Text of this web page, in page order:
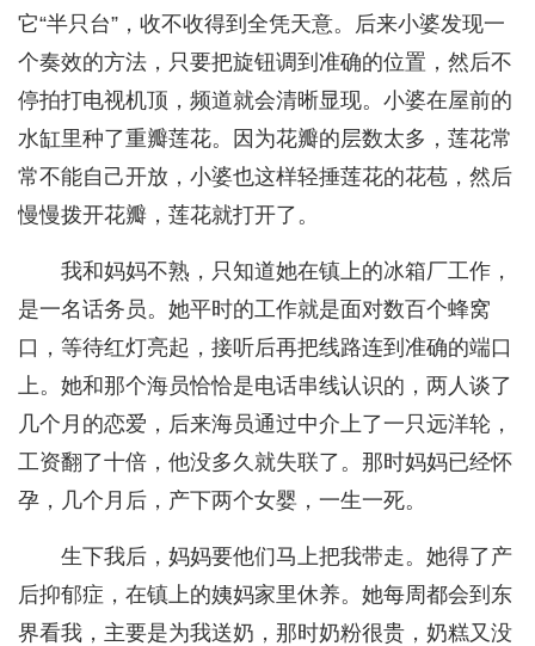
它“半只台”，收不收得到全凭天意。后来小婆发现一
个奏效的方法，只要把旋钮调到准确的位置，然后不
停拍打电视机顶，频道就会清晰显现。小婆在屋前的
水缸里种了重瓣莲花。因为花瓣的层数太多，莲花常
常不能自己开放，小婆也这样轻捶莲花的花苞，然后
慢慢拨开花瓣，莲花就打开了。
我和妈妈不熟，只知道她在镇上的冰箱厂工作，
是一名话务员。她平时的工作就是面对数百个蜂窝
口，等待红灯亮起，接听后再把线路连到准确的端口
上。她和那个海员恰恰是电话串线认识的，两人谈了
几个月的恋爱，后来海员通过中介上了一只远洋轮，
工资翻了十倍，他没多久就失联了。那时妈妈已经怀
孕，几个月后，产下两个女婴，一生一死。
生下我后，妈妈要他们马上把我带走。她得了产
后抑郁症，在镇上的姨妈家里休养。她每周都会到东
界看我，主要是为我送奶，那时奶粉很贵，奶糕又没